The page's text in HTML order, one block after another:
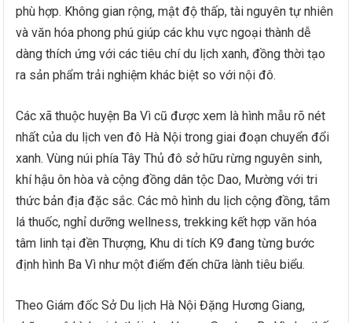
phù hợp. Không gian rộng, mật độ thấp, tài nguyên tự nhiên
và văn hóa phong phú giúp các khu vực ngoại thành dễ
dàng thích ứng với các tiêu chí du lịch xanh, đồng thời tạo
ra sản phẩm trải nghiệm khác biệt so với nội đô.
Các xã thuộc huyện Ba Vì cũ được xem là hình mẫu rõ nét
nhất của du lịch ven đô Hà Nội trong giai đoạn chuyển đổi
xanh. Vùng núi phía Tây Thủ đô sở hữu rừng nguyên sinh,
khí hậu ôn hòa và cộng đồng dân tộc Dao, Mường với tri
thức bản địa đặc sắc. Các mô hình du lịch cộng đồng, tắm
lá thuốc, nghỉ dưỡng wellness, trekking kết hợp văn hóa
tâm linh tại đền Thượng, Khu di tích K9 đang từng bước
định hình Ba Vì như một điểm đến chữa lành tiêu biểu.
Theo Giám đốc Sở Du lịch Hà Nội Đặng Hương Giang,